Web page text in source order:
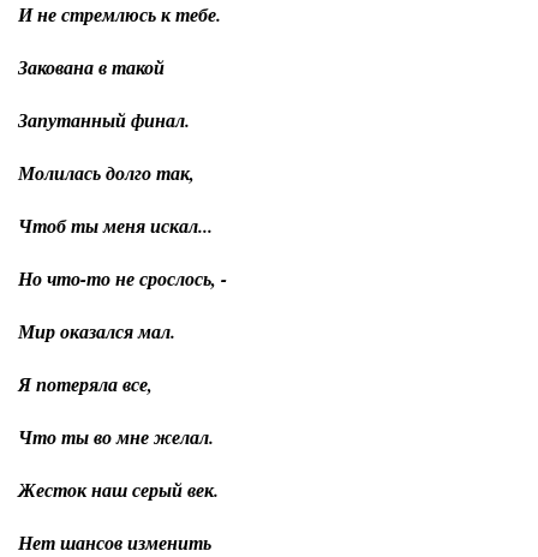
И не стремлюсь к тебе.
Закована в такой
Запутанный финал.
Молилась долго так,
Чтоб ты меня искал...
Но что-то не срослось, -
Мир оказался мал.
Я потеряла все,
Что ты во мне желал.
Жесток наш серый век.
Нет шансов изменить